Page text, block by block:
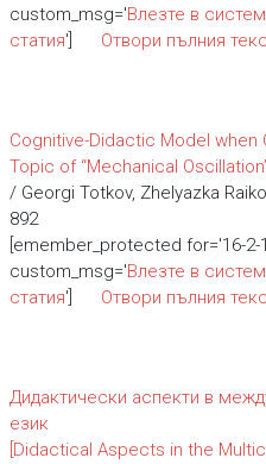
custom_msg='Влезте в
статия'] Отвори пълния
Cognitive-Didactic Model
Topic of “Mechanical
/ Georgi Totkov, Zhelyazka
892
[emember_protected for='16-
custom_msg='Влезте в
статия'] Отвори пълния
Дидактически аспекти в
език
[Didactical Aspects in the